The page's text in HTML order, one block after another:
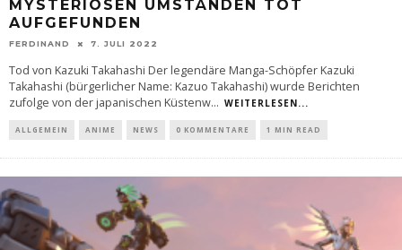
MYSTERIÖSEN UMSTÄNDEN TOT
AUFGEFUNDEN
FERDINAND 7. JULI 2022
Tod von Kazuki Takahashi Der legendäre Manga-Schöpfer Kazuki
Takahashi (bürgerlicher Name: Kazuo Takahashi) wurde Berichten
zufolge von der japanischen Küstenw... WEITERLESEN...
ALLGEMEIN ANIME NEWS 0 KOMMENTARE 1 MIN READ